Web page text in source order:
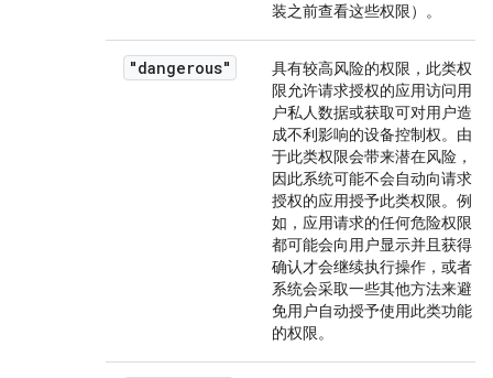
装之前查看这些权限）。
"dangerous"
具有较高风险的权限，此类权
限允许请求授权的应用访问用
户私人数据或获取可对用户造
成不利影响的设备控制权。由
于此类权限会带来潜在风险，
因此系统可能不会自动向请求
授权的应用授予此类权限。例
如，应用请求的任何危险权限
都可能会向用户显示并且获得
确认才会继续执行操作，或者
系统会采取一些其他方法来避
免用户自动授予使用此类功能
的权限。